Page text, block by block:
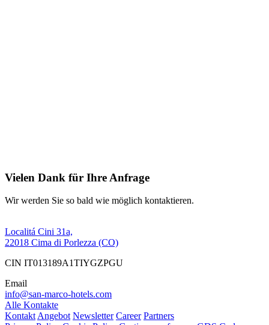
Vielen Dank für Ihre Anfrage
Wir werden Sie so bald wie möglich kontaktieren.
Localitá Cini 31a,
22018 Cima di Porlezza (CO)
CIN IT013189A1TIYGZPGU
Email
info@san-marco-hotels.com
Alle Kontakte
Kontakt Angebot Newsletter Career Partners